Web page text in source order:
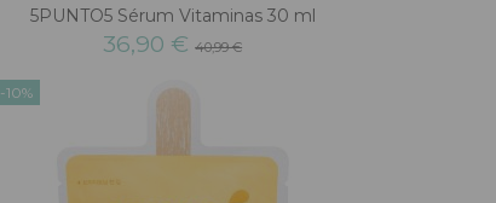
5PUNTO5 Sérum Vitaminas 30 ml
36,90 €40,99 €
-10%